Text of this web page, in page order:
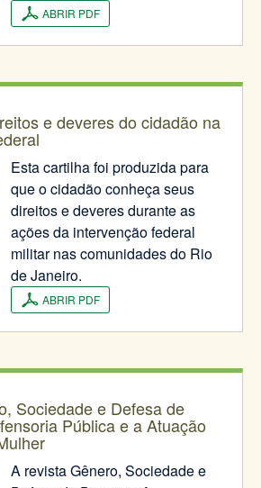
ABRIR PDF
e deveres do cidadão na
Esta cartilha foi produzida para
que o cidadão conheça seus
direitos e deveres durante as
ações da intervenção federal
militar nas comunidades do Rio
de Janeiro.
ABRIR PDF
Sociedade e Defesa de
Pública e a Atuação
A revista Gênero, Sociedade e